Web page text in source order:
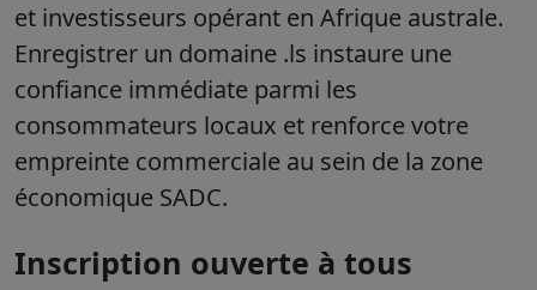
et investisseurs opérant en Afrique australe.
Enregistrer un domaine .ls instaure une
confiance immédiate parmi les
consommateurs locaux et renforce votre
empreinte commerciale au sein de la zone
économique SADC.
Inscription ouverte à tous